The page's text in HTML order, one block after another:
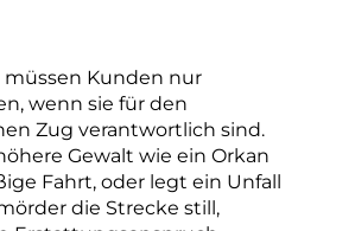
müssen Kunden nur
wenn sie für den
Zug verantwortlich sind.
Gewalt wie ein Orkan
Fahrt, oder legt ein Unfall
die Strecke still,